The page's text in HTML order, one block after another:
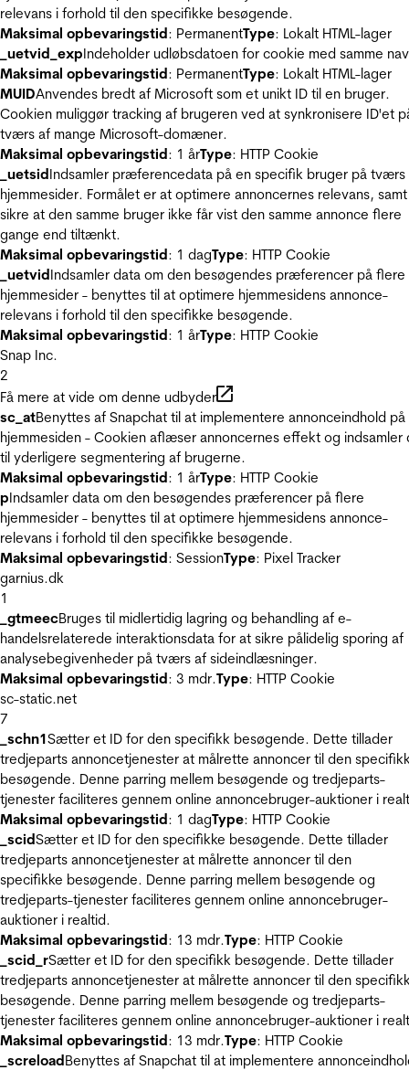
relevans i forhold til den specifikke besøgende.
Maksimal opbevaringstid: PermanentType: Lokalt HTML-lager
_uetvid_expIndeholder udløbsdatoen for cookie med samme
Maksimal opbevaringstid: PermanentType: Lokalt HTML-lager
MUIDAnvendes bredt af Microsoft som et unikt ID til en bruger.
Cookien muliggør tracking af brugeren ved at synkronisere ID'et
tværs af mange Microsoft-domæner.
Maksimal opbevaringstid: 1 årType: HTTP Cookie
_uetsidIndsamler præferencedata på en specifik bruger på tværs
hjemmesider. Formålet er at optimere annoncernes relevans, samt
sikre at den samme bruger ikke får vist den samme annonce flere
gange end tiltænkt.
Maksimal opbevaringstid: 1 dagType: HTTP Cookie
_uetvidIndsamler data om den besøgendes præferencer på flere
hjemmesider - benyttes til at optimere hjemmesidens annonce-
relevans i forhold til den specifikke besøgende.
Maksimal opbevaringstid: 1 årType: HTTP Cookie
Snap Inc.
2
Få mere at vide om denne udbyder
sc_atBenyttes af Snapchat til at implementere annonceindhold på
hjemmesiden - Cookien aflæser annoncernes effekt og indsamler
til yderligere segmentering af brugerne.
Maksimal opbevaringstid: 1 årType: HTTP Cookie
pIndsamler data om den besøgendes præferencer på flere
hjemmesider - benyttes til at optimere hjemmesidens annonce-
relevans i forhold til den specifikke besøgende.
Maksimal opbevaringstid: SessionType: Pixel Tracker
garnius.dk
1
_gtmeecBruges til midlertidig lagring og behandling af e-
handelsrelaterede interaktionsdata for at sikre pålidelig sporing af
analysebegivenheder på tværs af sideindlæsninger.
Maksimal opbevaringstid: 3 mdr.Type: HTTP Cookie
sc-static.net
7
_schn1Sætter et ID for den specifikk besøgende. Dette tillader
tredjeparts annoncetjenester at målrette annoncer til den
besøgende. Denne parring mellem besøgende og tredjeparts-
tjenester faciliteres gennem online annoncebruger-auktioner i
Maksimal opbevaringstid: 1 dagType: HTTP Cookie
_scidSætter et ID for den specifikke besøgende. Dette tillader
tredjeparts annoncetjenester at målrette annoncer til den
specifikke besøgende. Denne parring mellem besøgende og
tredjeparts-tjenester faciliteres gennem online annoncebruger-
auktioner i realtid.
Maksimal opbevaringstid: 13 mdr.Type: HTTP Cookie
_scid_rSætter et ID for den specifikk besøgende. Dette tillader
tredjeparts annoncetjenester at målrette annoncer til den
besøgende. Denne parring mellem besøgende og tredjeparts-
tjenester faciliteres gennem online annoncebruger-auktioner i
Maksimal opbevaringstid: 13 mdr.Type: HTTP Cookie
_screloadBenyttes af Snapchat til at implementere